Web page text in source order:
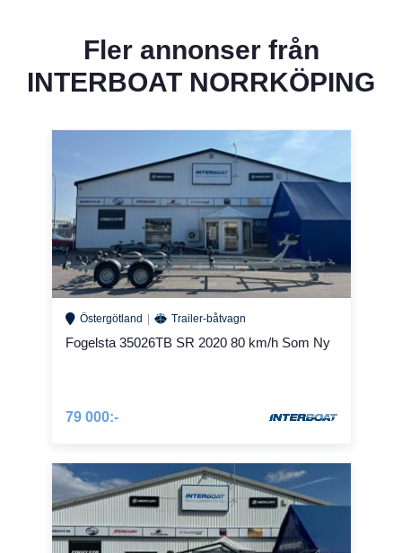
Fler annonser från
INTERBOAT NORRKÖPING
Östergötland Trailer-båtvagn
Fogelsta 35026TB SR 2020 80 km/h Som Ny
79 000:-